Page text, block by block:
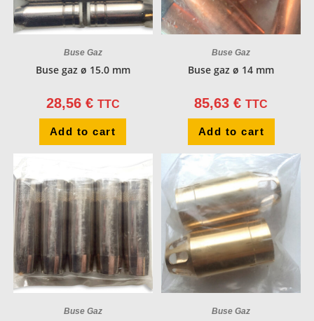
Buse Gaz
Buse gaz ø 15.0 mm
28,56 € TTC
Add to cart
Buse Gaz
Buse gaz ø 14 mm
85,63€ TTC
Add to cart
Buse Gaz Buse Gaz